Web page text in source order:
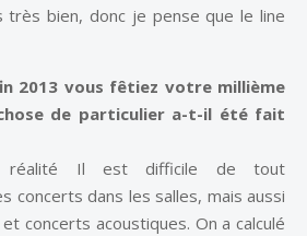
très bien, donc je pense que le line
2013 vous fêtiez votre millième
de particulier a-t-il été fait
réalité Il est difficile de tout
concerts dans les salles, mais aussi
concerts acoustiques. On a calculé